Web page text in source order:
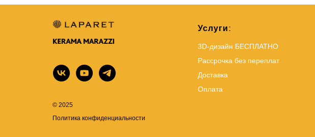
Услуги:
3D-дизайн БЕСПЛАТНО
Рассрочка без переплат
Доставка
Оплата
© 2025
Политика конфиденциальности